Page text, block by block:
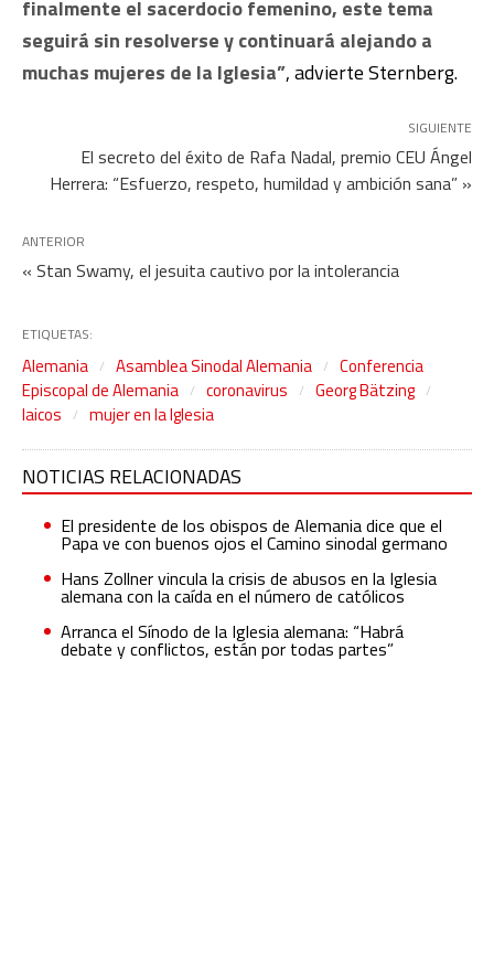
finalmente el sacerdocio femenino, este tema
seguirá sin resolverse y continuará alejando a
muchas mujeres de la Iglesia”, advierte Sternberg.
SIGUIENTE
El secreto del éxito de Rafa Nadal, premio CEU Ángel
Herrera: “Esfuerzo, respeto, humildad y ambición sana” »
ANTERIOR
« Stan Swamy, el jesuita cautivo por la intolerancia
ETIQUETAS:
Alemania Asamblea Sinodal Alemania
Conferencia
Episcopal de Alemania
coronavirus
Georg Bätzing
laicos
mujer en la Iglesia
NOTICIAS RELACIONADAS
El presidente de los obispos de Alemania dice que el
Papa ve con buenos ojos el Camino sinodal germano
Hans Zollner vincula la crisis de abusos en la Iglesia
alemana con la caída en el número de católicos
Arranca el Sínodo de la Iglesia alemana: “Habrá
debate y conflictos, están por todas partes”